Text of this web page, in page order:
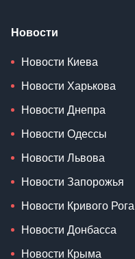
Новости
Новости Киева
Новости Харькова
Новости Днепра
Новости Одессы
Новости Львова
Новости Запорожья
Новости Кривого Рога
Новости Донбасса
Новости Крыма